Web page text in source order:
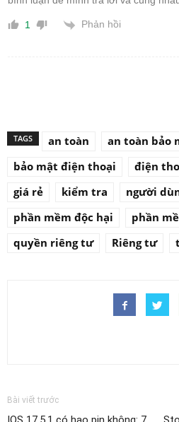
1 Phản hồi
TAGS an toàn an toàn bảo
bảo mật điện thoại
điện
giá rẻ
kiểm tra người
phần mềm độc hại
phần
quyền riêng tư
Riêng tư
Bài viết trước